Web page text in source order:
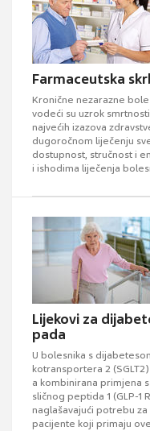
Farmaceutska
Kronične nezarazne
vodeći su uzrok
najvećih izazova
dugoročnom liječenju
dostupnost, stručnost i
i ishodima liječenja
Lijekovi za
pada
U bolesnika s
kotransportera 2
a kombinirana primjena
sličnog peptida 1 (GLP-1
naglašavajući potrebu
pacijente koji primaju